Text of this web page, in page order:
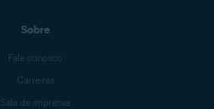
Sobre
Fale conosco
Carreiras
Sala de imprensa